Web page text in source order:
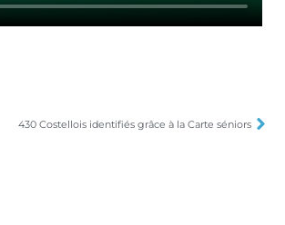
430 Costellois identifiés grâce à la Carte séniors